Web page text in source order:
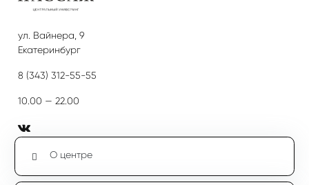
ул. Вайнера, 9
Екатеринбург
8 (343) 312-55-55
10.00 — 22.00
О центре